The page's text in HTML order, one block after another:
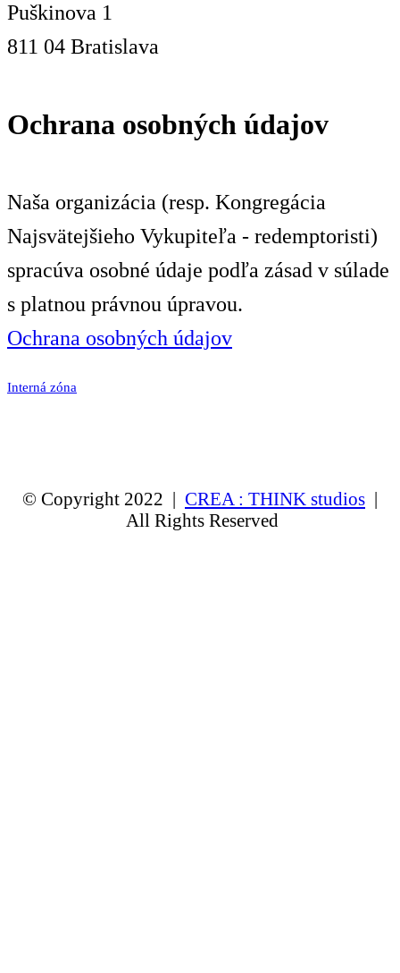
Puškinova 1
811 04 Bratislava
Ochrana osobných údajov
Naša organizácia (resp. Kongregácia
Najsvätejšieho Vykupiteľa - redemptoristi)
spracúva osobné údaje podľa zásad v súlade
s platnou právnou úpravou.
Ochrana osobných údajov
Interná zóna
© Copyright 2022 | CREA : THINK studios |
All Rights Reserved